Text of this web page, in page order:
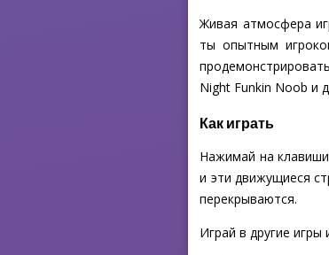
Живая атмосфера
ты опытным
Night Funkin Noob и
Как играть
Нажимай на клавиши
и эти движущиеся
перекрываются.
Играй в другие игры